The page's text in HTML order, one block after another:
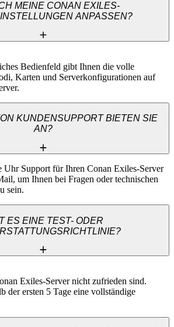
MEINE CONAN EXILES-
ANPASSEN?
Bedienfeld gibt Ihnen die volle
Karten und Serverkonfigurationen auf
KUNDENSUPPORT BIETEN SIE
AN?
Uhr Support für Ihren Conan Exiles-Server
um Ihnen bei Fragen oder technischen
sein.
ES EINE TEST- ODER
Exiles-Server nicht zufrieden sind.
der ersten 5 Tage eine vollständige